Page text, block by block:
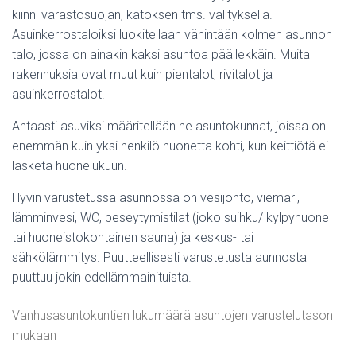
kiinni varastosuojan, katoksen tms. välityksellä.
Asuinkerrostaloiksi luokitellaan vähintään kolmen asunnon
talo, jossa on ainakin kaksi asuntoa päällekkäin. Muita
rakennuksia ovat muut kuin pientalot, rivitalot ja
asuinkerrostalot.
Ahtaasti asuviksi määritellään ne asuntokunnat, joissa on
enemmän kuin yksi henkilö huonetta kohti, kun keittiötä ei
lasketa huonelukuun.
Hyvin varustetussa asunnossa on vesijohto, viemäri,
lämminvesi, WC, peseytymistilat (joko suihku/ kylpyhuone
tai huoneistokohtainen sauna) ja keskus- tai
sähkölämmitys. Puutteellisesti varustetusta aunnosta
puuttuu jokin edellämmainituista.
Vanhusasuntokuntien lukumäärä asuntojen varustelutason
mukaan